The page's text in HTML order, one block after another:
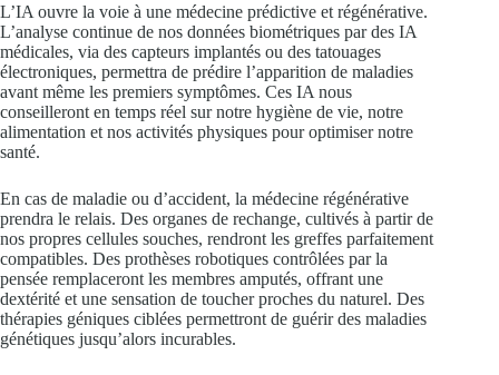
L’IA ouvre la voie à une médecine prédictive et régénérative.
L’analyse continue de nos données biométriques par des IA
médicales, via des capteurs implantés ou des tatouages
électroniques, permettra de prédire l’apparition de maladies
avant même les premiers symptômes. Ces IA nous
conseilleront en temps réel sur notre hygiène de vie, notre
alimentation et nos activités physiques pour optimiser notre
santé.
En cas de maladie ou d’accident, la médecine régénérative
prendra le relais. Des organes de rechange, cultivés à partir de
nos propres cellules souches, rendront les greffes parfaitement
compatibles. Des prothèses robotiques contrôlées par la
pensée remplaceront les membres amputés, offrant une
dextérité et une sensation de toucher proches du naturel. Des
thérapies géniques ciblées permettront de guérir des maladies
génétiques jusqu’alors incurables.